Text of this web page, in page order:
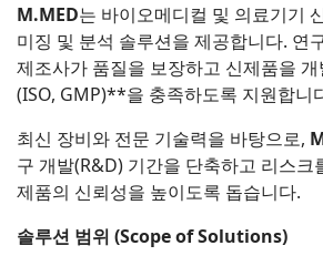
M.MED는 바이오메디컬 및 의료기기
미징 및 분석 솔루션을 제공합니다. 연
제조사가 품질을 보장하고 신제품을
(ISO, GMP)**을 충족하도록 지원합니
최신 장비와 전문 기술력을 바탕으로,
구 개발(R&D) 기간을 단축하고 리스크
제품의 신뢰성을 높이도록 돕습니다.
솔루션 범위 (Scope of Solutions)